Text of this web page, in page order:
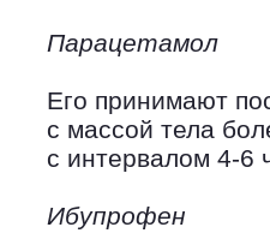
Парацетамол
Его принимают
с массой тела
с интервалом 4-6
Ибупрофен